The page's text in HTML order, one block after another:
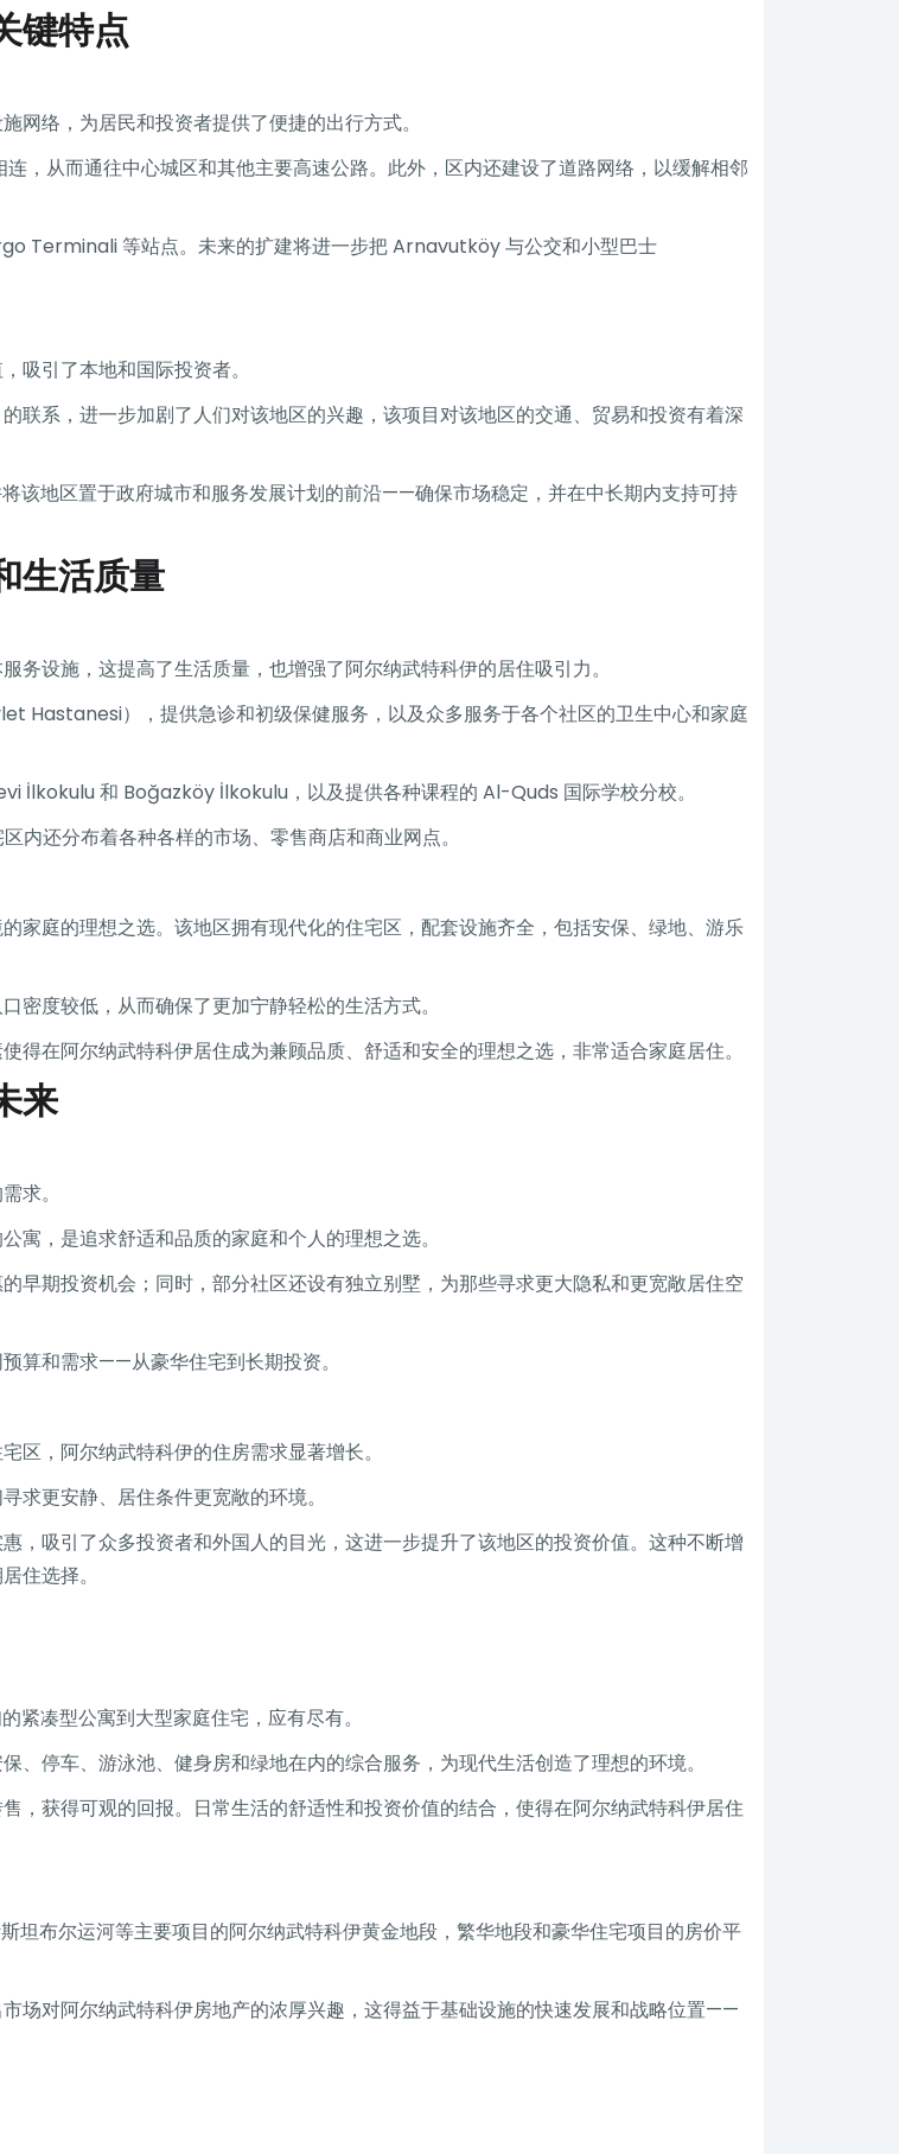
键特点
网络，为居民和投资者提供了便捷的出行方式。
，从而通往中心城区和其他主要高速公路。此外，区内还建设了道路网络，以缓解相邻
Terminali 等站点。未来的扩建将进一步把 Arnavutköy 与公交和小型巴士
吸引了本地和国际投资者。
联系，进一步加剧了人们对该地区的兴趣，该项目对该地区的交通、贸易和投资有着深
该地区置于政府城市和服务发展计划的前沿——确保市场稳定，并在中长期内支持可持
生活质量
设施，这提高了生活质量，也增强了阿尔纳武特科伊的居住吸引力。
Hastanesi），提供急诊和初级保健服务，以及众多服务于各个社区的卫生中心和家庭
İlkokulu 和 Boğazköy İlkokulu，以及提供各种课程的 Al-Quds 国际学校分校。
还分布着各种各样的市场、零售商店和商业网点。
家庭的理想之选。该地区拥有现代化的住宅区，配套设施齐全，包括安保、绿地、游乐
密度较低，从而确保了更加宁静轻松的生活方式。
在阿尔纳武特科伊居住成为兼顾品质、舒适和安全的理想之选，非常适合家庭居住。
来
求。
寓，是追求舒适和品质的家庭和个人的理想之选。
早期投资机会；同时，部分社区还设有独立别墅，为那些寻求更大隐私和更宽敞居住空
算和需求——从豪华住宅到长期投资。
区，阿尔纳武特科伊的住房需求显著增长。
求更安静、居住条件更宽敞的环境。
，吸引了众多投资者和外国人的目光，这进一步提升了该地区的投资价值。这种不断增
住选择。
凑型公寓到大型家庭住宅，应有尽有。
停车、游泳池、健身房和绿地在内的综合服务，为现代生活创造了理想的环境。
，获得可观的回报。日常生活的舒适性和投资价值的结合，使得在阿尔纳武特科伊居住
坦布尔运河等主要项目的阿尔纳武特科伊黄金地段，繁华地段和豪华住宅项目的房价平
场对阿尔纳武特科伊房地产的浓厚兴趣，这得益于基础设施的快速发展和战略位置——